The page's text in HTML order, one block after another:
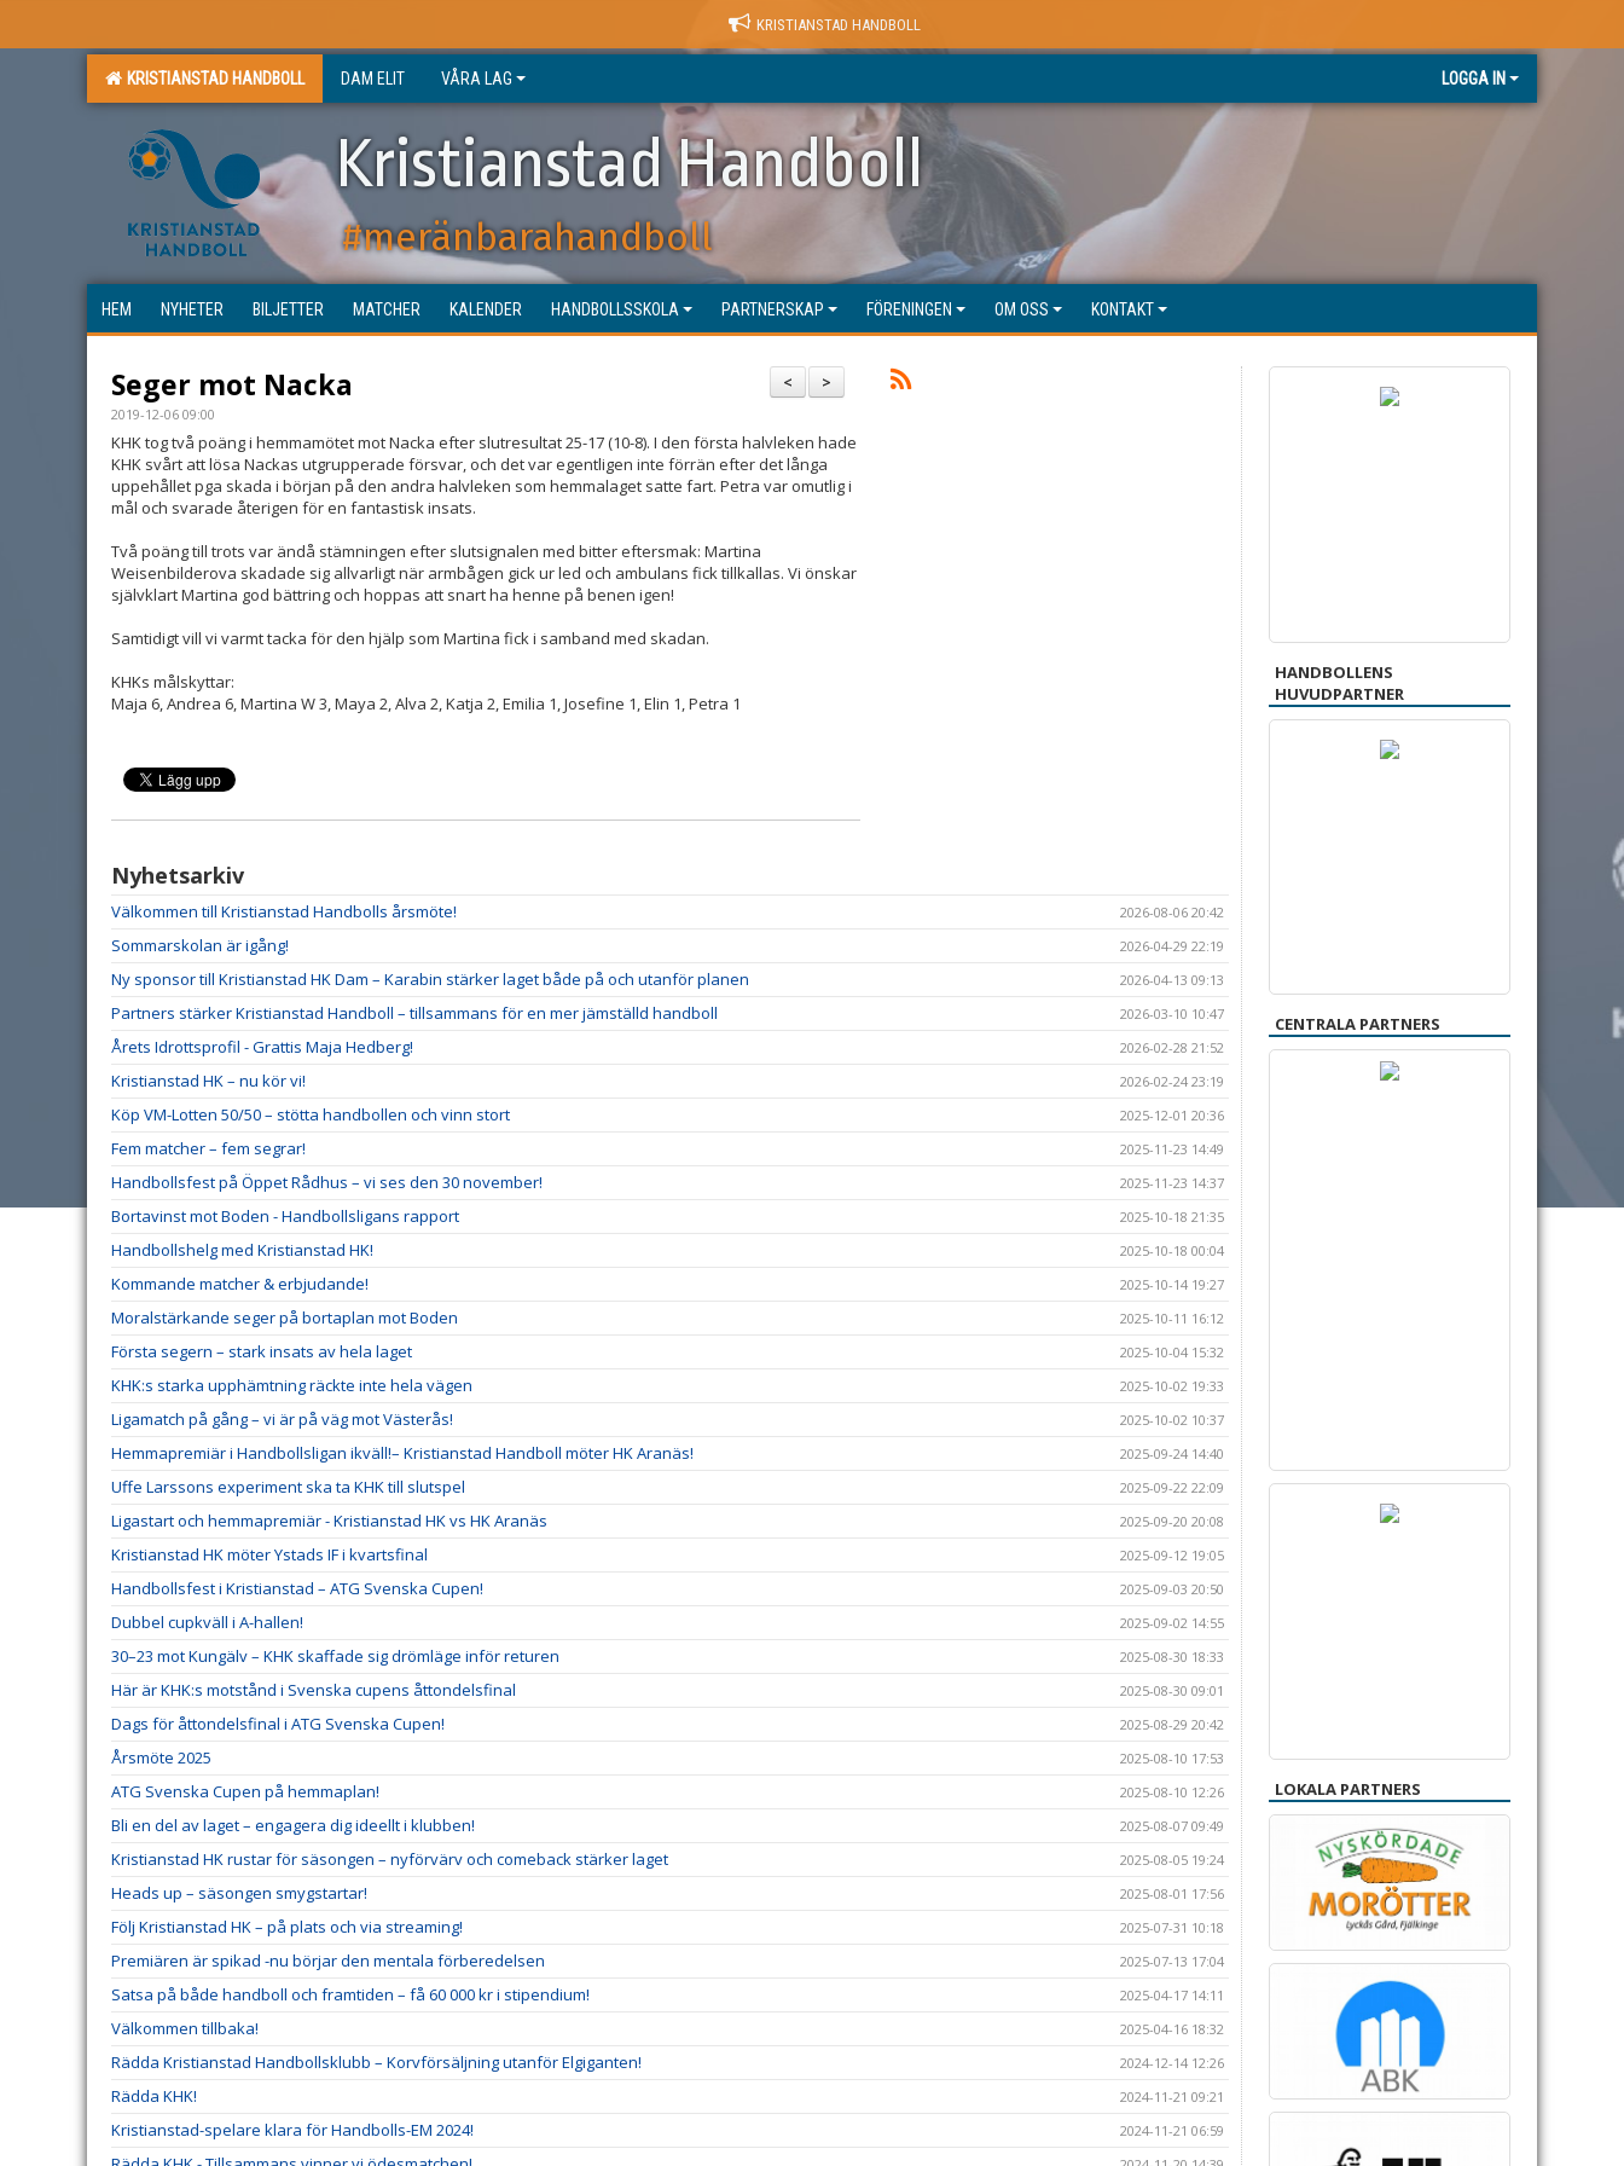
KRISTIANSTAD HANDBOLL
KRISTIANSTAD HANDBOLL DAM ELIT VÅRA LAG LOGGA IN
Kristianstad Handboll
#meränbarahandboll
HEM NYHETER BILJETTER MATCHER KALENDER HANDBOLLSSKOLA PARTNERSKAP FÖRENINGEN OM OSS KONTAKT
>
<
Seger mot Nacka
2019-12-06 09:00
KHK tog två poäng i hemmamötet mot Nacka efter slutresultat 25-17 (10-8). I den första halvleken hade
KHK svårt att lösa Nackas utgrupperade försvar, och det var egentligen inte förrän efter det långa
uppehållet pga skada i början på den andra halvleken som hemmalaget satte fart. Petra var omutlig i
mål och svarade återigen för en fantastisk insats.
Två poäng till trots var ändå stämningen efter slutsignalen med bitter eftersmak: Martina
Weisenbilderova skadade sig allvarligt när armbågen gick ur led och ambulans fick tillkallas. Vi önskar
självklart Martina god bättring och hoppas att snart ha henne på benen igen!
Samtidigt vill vi varmt tacka för den hjälp som Martina fick i samband med skadan.
KHKs målskyttar:
Maja 6, Andrea 6, Martina W 3, Maya 2, Alva 2, Katja 2, Emilia 1, Josefine 1, Elin 1, Petra 1
Nyhetsarkiv
Välkommen till Kristianstad Handbolls årsmöte! 2026-08-06 20:42
Sommarskolan är igång! 2026-04-29 22:19
Ny sponsor till Kristianstad HK Dam – Karabin stärker laget både på och utanför planen 2026-04-13 09:13
Partners stärker Kristianstad Handboll – tillsammans för en mer jämställd handboll 2026-03-10 10:47
Årets Idrottsprofil - Grattis Maja Hedberg! 2026-02-28 21:52
Kristianstad HK – nu kör vi! 2026-02-24 23:19
Köp VM-Lotten 50/50 – stötta handbollen och vinn stort 2025-12-01 20:36
Fem matcher – fem segrar! 2025-11-23 14:49
Handbollsfest på Öppet Rådhus – vi ses den 30 november! 2025-11-23 14:37
Bortavinst mot Boden - Handbollsligans rapport 2025-10-18 21:35
Handbollshelg med Kristianstad HK! 2025-10-18 00:04
Kommande matcher & erbjudande! 2025-10-14 19:27
Moralstärkande seger på bortaplan mot Boden 2025-10-11 16:12
Första segern – stark insats av hela laget 2025-10-04 15:32
KHK:s starka upphämtning räckte inte hela vägen 2025-10-02 19:33
Ligamatch på gång – vi är på väg mot Västerås! 2025-10-02 10:37
Hemmapremiär i Handbollsligan ikväll!– Kristianstad Handboll möter HK Aranäs! 2025-09-24 14:40
Uffe Larssons experiment ska ta KHK till slutspel 2025-09-22 22:09
Ligastart och hemmapremiär - Kristianstad HK vs HK Aranäs 2025-09-20 20:08
Kristianstad HK möter Ystads IF i kvartsfinal 2025-09-12 19:05
Handbollsfest i Kristianstad – ATG Svenska Cupen! 2025-09-03 20:50
Dubbel cupkväll i A-hallen! 2025-09-02 14:55
30–23 mot Kungälv – KHK skaffade sig drömläge inför returen 2025-08-30 18:33
Här är KHK:s motstånd i Svenska cupens åttondelsfinal 2025-08-30 09:01
Dags för åttondelsfinal i ATG Svenska Cupen! 2025-08-29 20:42
Årsmöte 2025 2025-08-10 17:53
ATG Svenska Cupen på hemmaplan! 2025-08-10 12:26
Bli en del av laget – engagera dig ideellt i klubben! 2025-08-07 09:49
Kristianstad HK rustar för säsongen – nyförvärv och comeback stärker laget 2025-08-05 19:24
Heads up – säsongen smygstartar! 2025-08-01 17:56
Följ Kristianstad HK – på plats och via streaming! 2025-07-31 10:18
Premiären är spikad -nu börjar den mentala förberedelsen 2025-07-13 17:04
Satsa på både handboll och framtiden – få 60 000 kr i stipendium! 2025-04-17 14:11
Välkommen tillbaka! 2025-04-16 18:32
Rädda Kristianstad Handbollsklubb – Korvförsäljning utanför Elgiganten! 2024-12-14 12:26
Rädda KHK! 2024-11-21 09:21
Kristianstad-spelare klara för Handbolls-EM 2024! 2024-11-21 06:59
HANDBOLLENS
HUVUDPARTNER
CENTRALA PARTNERS
LOKALA PARTNERS